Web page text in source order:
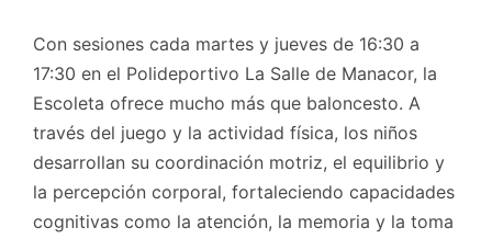
Con sesiones cada martes y jueves de 16:30 a
17:30 en el Polideportivo La Salle de Manacor, la
Escoleta ofrece mucho más que baloncesto. A
través del juego y la actividad física, los niños
desarrollan su coordinación motriz, el equilibrio y
la percepción corporal, fortaleciendo capacidades
cognitivas como la atención, la memoria y la toma